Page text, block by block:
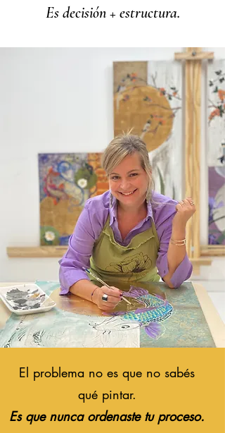
Es decisión + estructura.
El problema no es que no sabés
qué pintar.
Es que nunca ordenaste tu proceso.